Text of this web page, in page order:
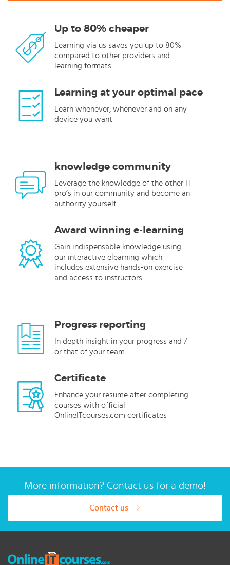
Up to 80% cheaper
Learning via us saves you up to 80%
compared to other providers and
learning formats
Learning at your optimal pace
Learn whenever, whenever and on any
device you want
knowledge community
Leverage the knowledge of the other IT
pro’s in our community and become an
authority yourself
Award winning e-learning
Gain indispensable knowledge using
our interactive elearning which
includes extensive hands-on exercise
and access to instructors
Progress reporting
In depth insight in your progress and /
or that of your team
Certificate
Enhance your resume after completing
courses with official
OnlineITcourses.com certificates
More information? Contact us for a demo!
Contact us